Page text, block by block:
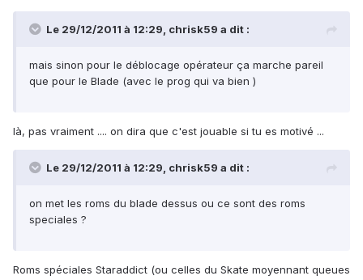
Le 29/12/2011 à 12:29, chrisk59 a dit :
mais sinon pour le déblocage opérateur ça marche pareil
que pour le Blade (avec le prog qui va bien )
là, pas vraiment .... on dira que c'est jouable si tu es motivé ...
Le 29/12/2011 à 12:29, chrisk59 a dit :
on met les roms du blade dessus ou ce sont des roms
speciales ?
Roms spéciales Staraddict (ou celles du Skate moyennant queues